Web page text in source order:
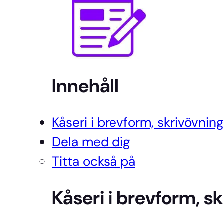
Innehåll
Kåseri i brevform,
Dela med dig
Titta också på
Kåseri i brevform,